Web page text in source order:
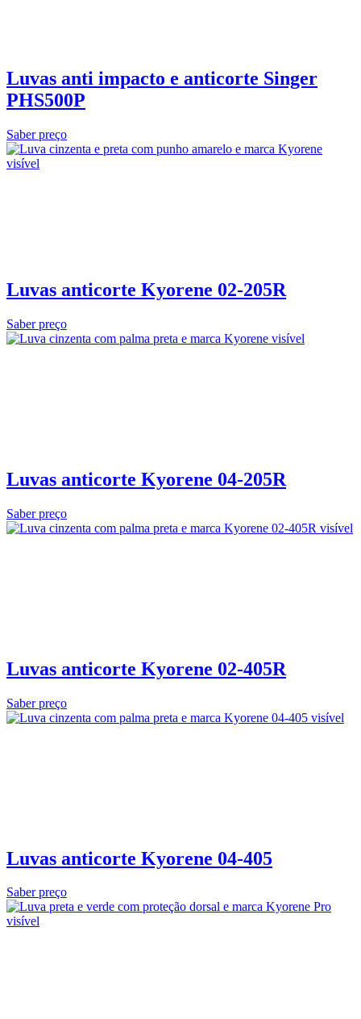
Luvas anti impacto e anticorte Singer
PHS500P
Saber preço
Luvas anticorte Kyorene 02‑205R
Saber preço
Luvas anticorte Kyorene 04‑205R
Saber preço
Luvas anticorte Kyorene 02‑405R
Saber preço
Luvas anticorte Kyorene 04-405
Saber preço